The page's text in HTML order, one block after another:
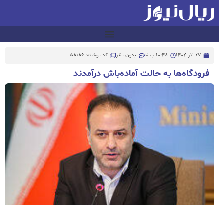
27 آذر 1404 10:48 ب.ظ بدون نظر کد نوشته: 58186
فرودگاه‌ها به حالت آماده‌باش درآمدند